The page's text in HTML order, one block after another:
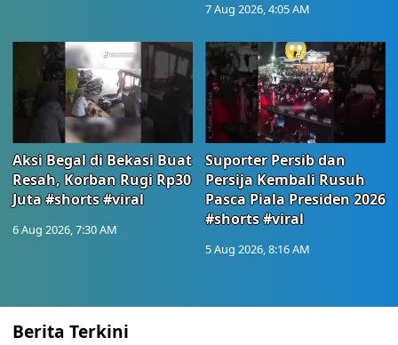
7 Aug 2026, 4:05 AM
Aksi Begal di Bekasi Buat
Resah, Korban Rugi Rp30
Juta #shorts #viral
6 Aug 2026, 7:30 AM
Suporter Persib dan
Persija Kembali Rusuh
Pasca Piala Presiden 2026
#shorts #viral
5 Aug 2026, 8:16 AM
Berita Terkini